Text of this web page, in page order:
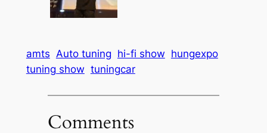
amts Auto tuning hi-fi show hungexpo
tuning show tuningcar
Comments